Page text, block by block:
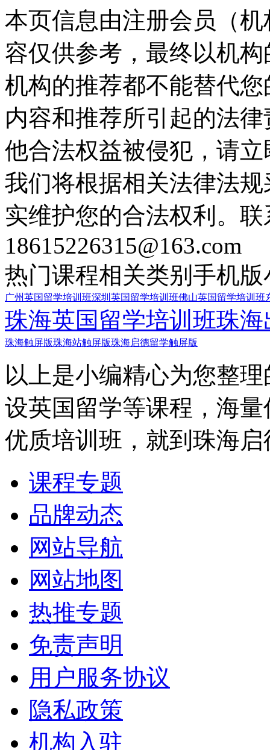
本页信息由注册会员（
容仅供参考，最终以机
机构的推荐都不能替代
内容和推荐所引起的法
他合法权益被侵犯，请
我们将根据相关法律法
实维护您的合法权利。
18615226315@163.com
热门课程相关类别 手机版
广州英国留学培训班深圳英国留学培训班佛山英国留学培训班
珠海英国留学培训班珠海
珠海触屏版珠海站触屏版珠海启德留学触屏版
以上是小编精心为您整
设英国留学等课程，海
优质培训班，就到珠海
课程专题
品牌动态
网站导航
网站地图
热推专题
免责声明
用户服务协议
隐私政策
机构入驻